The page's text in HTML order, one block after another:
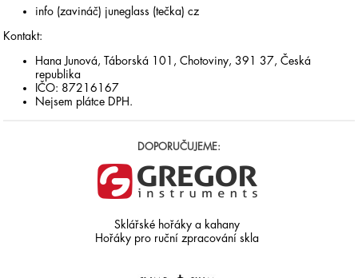
info (zavináč) juneglass (tečka) cz
Kontakt:
Hana Junová, Táborská 101, Chotoviny, 391 37, Česká
republika
IČO: 87216167
Nejsem plátce DPH.
DOPORUČUJEME:
Sklářské hořáky a kahany
Hořáky pro ruční zpracování skla